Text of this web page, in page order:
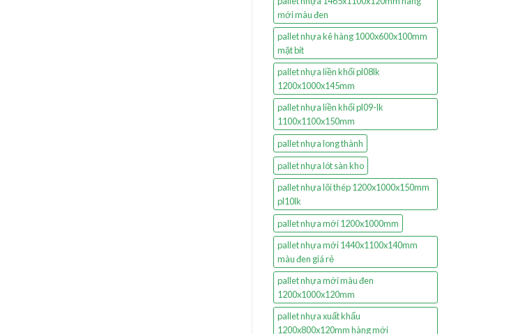
mới màu đen
pallet nhựa kê hàng 1000x600x100mm
mặt bít
pallet nhựa liền khối pl08lk
1200x1000x145mm
pallet nhựa liền khối pl09-lk
1100x1100x150mm
pallet nhựa long thành
pallet nhựa lót sàn kho
pallet nhựa lõi thép 1200x1000x150mm
pl10lk
pallet nhựa mới 1200x1000mm
pallet nhựa mới 1440x1100x140mm
màu đen giá rẻ
pallet nhựa mới màu đen
1200x1000x120mm
pallet nhựa xuất khẩu
1200x800x120mm hàng mới